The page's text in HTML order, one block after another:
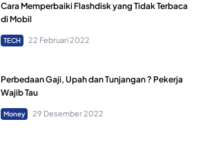
Cara Memperbaiki Flashdisk yang Tidak Terbaca
di Mobil
TECH 22 Februari 2022
Perbedaan Gaji, Upah dan Tunjangan ? Pekerja
Wajib Tau
Money 29 Desember 2022